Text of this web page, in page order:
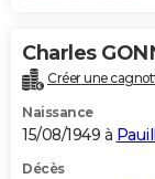
Charles
Créer une
Naissance
15/08/1949 à
Décès